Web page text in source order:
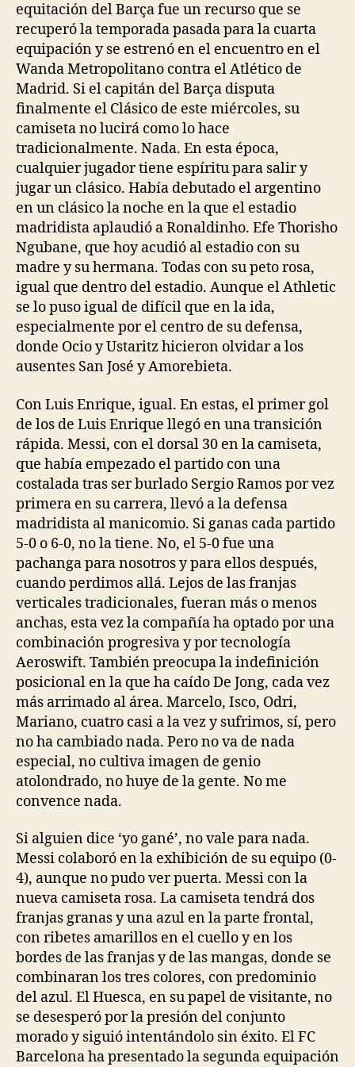
equitación del Barça fue un recurso que se
recuperó la temporada pasada para la cuarta
equipación y se estrenó en el encuentro en el
Wanda Metropolitano contra el Atlético de
Madrid. Si el capitán del Barça disputa
finalmente el Clásico de este miércoles, su
camiseta no lucirá como lo hace
tradicionalmente. Nada. En esta época,
cualquier jugador tiene espíritu para salir y
jugar un clásico. Había debutado el argentino
en un clásico la noche en la que el estadio
madridista aplaudió a Ronaldinho. Efe Thorisho
Ngubane, que hoy acudió al estadio con su
madre y su hermana. Todas con su peto rosa,
igual que dentro del estadio. Aunque el Athletic
se lo puso igual de difícil que en la ida,
especialmente por el centro de su defensa,
donde Ocio y Ustaritz hicieron olvidar a los
ausentes San José y Amorebieta.
Con Luis Enrique, igual. En estas, el primer gol
de los de Luis Enrique llegó en una transición
rápida. Messi, con el dorsal 30 en la camiseta,
que había empezado el partido con una
costalada tras ser burlado Sergio Ramos por vez
primera en su carrera, llevó a la defensa
madridista al manicomio. Si ganas cada partido
5-0 o 6-0, no la tiene. No, el 5-0 fue una
pachanga para nosotros y para ellos después,
cuando perdimos allá. Lejos de las franjas
verticales tradicionales, fueran más o menos
anchas, esta vez la compañía ha optado por una
combinación progresiva y por tecnología
Aeroswift. También preocupa la indefinición
posicional en la que ha caído De Jong, cada vez
más arrimado al área. Marcelo, Isco, Odri,
Mariano, cuatro casi a la vez y sufrimos, sí, pero
no ha cambiado nada. Pero no va de nada
especial, no cultiva imagen de genio
atolondrado, no huye de la gente. No me
convence nada.
Si alguien dice ‘yo gané’, no vale para nada.
Messi colaboró en la exhibición de su equipo (0-
4), aunque no pudo ver puerta. Messi con la
nueva camiseta rosa. La camiseta tendrá dos
franjas granas y una azul en la parte frontal,
con ribetes amarillos en el cuello y en los
bordes de las franjas y de las mangas, donde se
combinaran los tres colores, con predominio
del azul. El Huesca, en su papel de visitante, no
se desesperó por la presión del conjunto
morado y siguió intentándolo sin éxito. El FC
Barcelona ha presentado la segunda equipación